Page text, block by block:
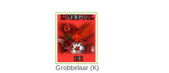
Grobbelaar (K)